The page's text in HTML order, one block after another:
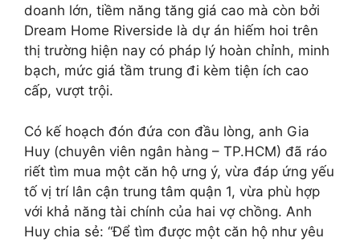
doanh lớn, tiềm năng tăng giá cao mà còn bởi
Dream Home Riverside là dự án hiếm hoi trên
thị trường hiện nay có pháp lý hoàn chỉnh, minh
bạch, mức giá tầm trung đi kèm tiện ích cao
cấp, vượt trội.
Có kế hoạch đón đứa con đầu lòng, anh Gia
Huy (chuyên viên ngân hàng – TP.HCM) đã ráo
riết tìm mua một căn hộ ưng ý, vừa đáp ứng yếu
tố vị trí lân cận trung tâm quận 1, vừa phù hợp
với khả năng tài chính của hai vợ chồng. Anh
Huy chia sẻ: “Để tìm được một căn hộ như yêu